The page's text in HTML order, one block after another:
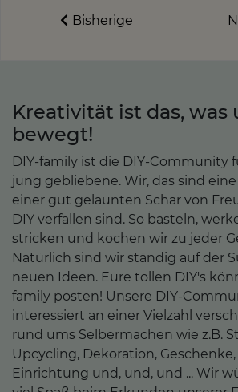
Bisherige
Kreativität ist das, was
bewegt!
DIY-family ist die DIY-Community
jung gebliebene. Wir, das sind
einer gut gelaunten Schar von
DIY verfallen sind. So basteln,
stricken und kochen wir zu jeder
Natürlich sind wir ständig auf der
neuen Ideen. Eure tollen DIY's
family posten! Unsere DIY-
interessiert an einer Vielzahl
rund ums Selbermachen wie z.B.
Upcycling, Dekoration,
Einrichtung und, und, und ... Wir